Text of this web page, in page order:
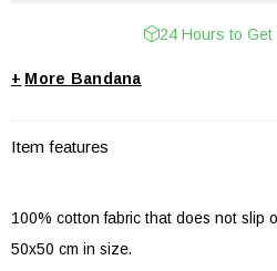
24 Hours to Get
+ Bandana
Item features
100% cotton fabric that does not slip
50x50 cm in size.